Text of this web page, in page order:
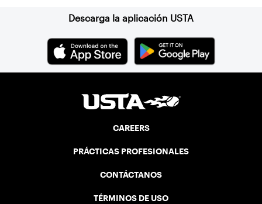
Descarga la aplicación USTA
CAREERS
PRÁCTICAS PROFESIONALES
CONTÁCTANOS
TÉRMINOS DE USO